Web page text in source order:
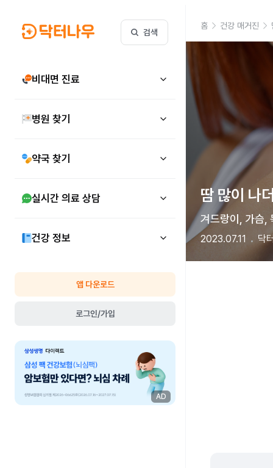
검색
비대면 진료
병원 찾기
약국 찾기
실시간 의료 상담
건강 정보
앱 다운로드
로그인/가입
AD
홈 건강 매거진
겨드랑이, 가슴,
2023.07.11 닥